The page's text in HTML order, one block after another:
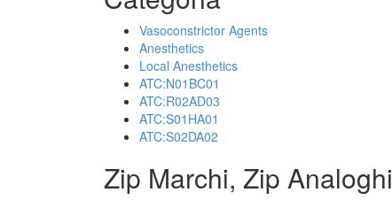
Vasoconstrictor Agents
Anesthetics
Local Anesthetics
ATC:N01BC01
ATC:R02AD03
ATC:S01HA01
ATC:S02DA02
Zip Marchi, Zip Analoghi